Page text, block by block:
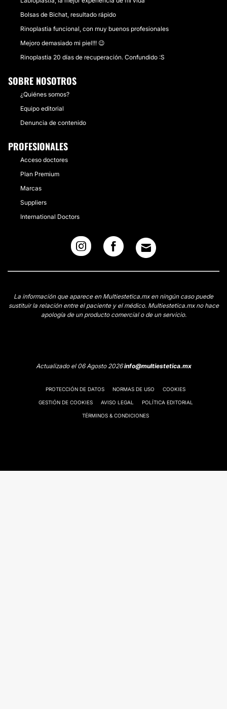
CONTACTAR
MENTOPLASTIA
un mentón de silicon o en ciertos casos con un
avance de hueso de mentón.
Bolsas de Bichat, resultado rápido
Rinoplastia funcional, con muy buenos profesionales
Mejoro demasiado mi piel!!! 😉
Rinoplastia 20 días de recuperación. Confundido :S
SOBRE NOSOTROS
¿Quiénes somos?
Equipo editorial
Denuncia de contenido
PROFESIONALES
Acceso doctores
Plan Premium
Marcas
Suppliers
International Doctors
La información que aparece en Multiestetica.mx en ningún caso puede
sustituir la relación entre el paciente y el médico. Multiestetica.mx no hace
apología de un producto comercial o de un servicio.
Actualizado el 06 Agosto 2026info@multiestetica.mx
PROTECCIÓN DE DATOS NORMAS DE USO COOKIES
GESTIÓN DE COOKIES AVISO LEGAL POLÍTICA EDITORIAL
TÉRMINOS & CONDICIONES